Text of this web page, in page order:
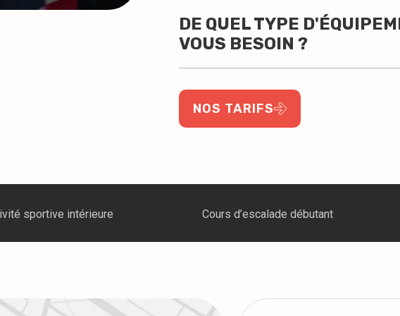
DE QUEL TYPE
VOUS BESOIN ?
NOS TARIFS
Cours d’escalade débutant Café avec terrasse